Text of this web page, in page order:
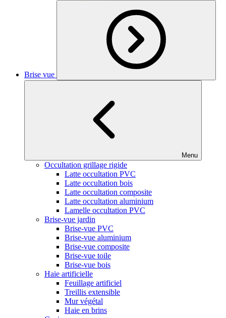
Brise vue
Menu
Occultation grillage rigide
Latte occultation PVC
Latte occultation bois
Latte occultation composite
Latte occultation aluminium
Lamelle occultation PVC
Brise-vue jardin
Brise-vue PVC
Brise-vue aluminium
Brise-vue composite
Brise-vue toile
Brise-vue bois
Haie artificielle
Feuillage artificiel
Treillis extensible
Mur végétal
Haie en brins